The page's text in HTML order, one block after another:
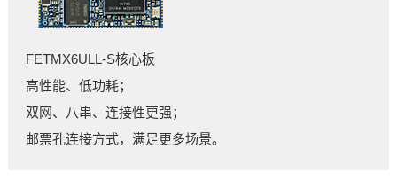
FETMX6ULL-S核心板
高性能、低功耗；
双网、八串、连接性更强；
邮票孔连接方式，满足更多场景。